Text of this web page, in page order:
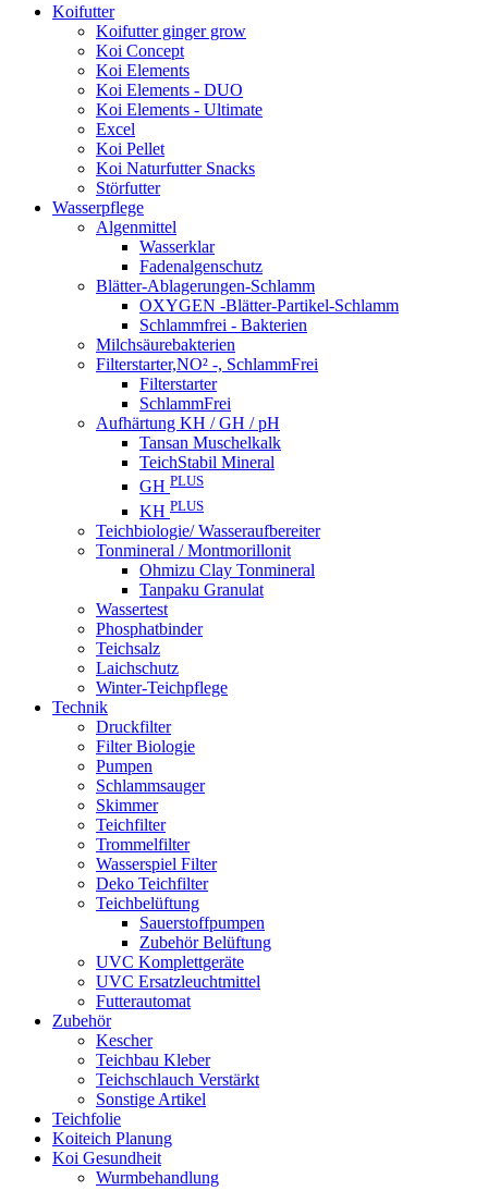
Koifutter
Koifutter ginger grow
Koi Concept
Koi Elements
Koi Elements - DUO
Koi Elements - Ultimate
Excel
Koi Pellet
Koi Naturfutter Snacks
Störfutter
Wasserpflege
Algenmittel
Wasserklar
Fadenalgenschutz
Blätter-Ablagerungen-Schlamm
OXYGEN -Blätter-Partikel-Schlamm
Schlammfrei - Bakterien
Milchsäurebakterien
Filterstarter,NO² -, SchlammFrei
Filterstarter
SchlammFrei
Aufhärtung KH / GH / pH
Tansan Muschelkalk
TeichStabil Mineral
GH PLUS
KH PLUS
Teichbiologie/ Wasseraufbereiter
Tonmineral / Montmorillonit
Ohmizu Clay Tonmineral
Tanpaku Granulat
Wassertest
Phosphatbinder
Teichsalz
Laichschutz
Winter-Teichpflege
Technik
Druckfilter
Filter Biologie
Pumpen
Schlammsauger
Skimmer
Teichfilter
Trommelfilter
Wasserspiel Filter
Deko Teichfilter
Teichbelüftung
Sauerstoffpumpen
Zubehör Belüftung
UVC Komplettgeräte
UVC Ersatzleuchtmittel
Futterautomat
Zubehör
Kescher
Teichbau Kleber
Teichschlauch Verstärkt
Sonstige Artikel
Teichfolie
Koiteich Planung
Koi Gesundheit
Wurmbehandlung